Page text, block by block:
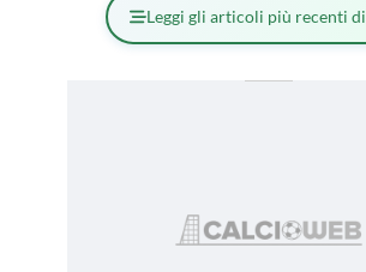
Leggi gli articoli più recenti di